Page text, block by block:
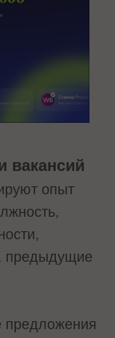
вакансий
опыт
предыдущие
предложения